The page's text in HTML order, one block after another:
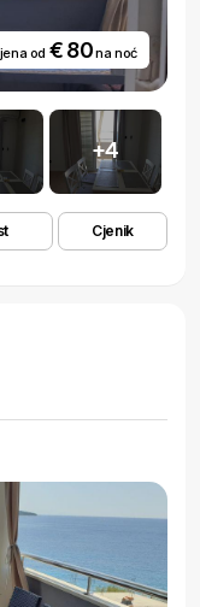
od € 80na noć
+4
Cjenik